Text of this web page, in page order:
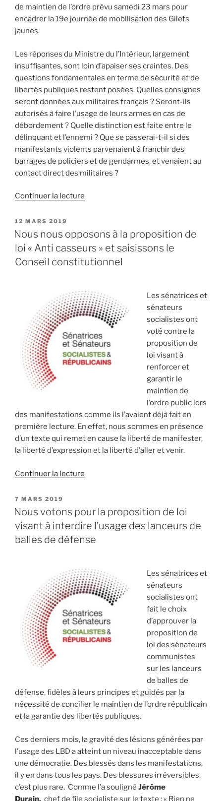
de maintien de l’ordre prévu samedi 23 mars pour
encadrer la 19e journée de mobilisation des Gilets
jaunes.
Les réponses du Ministre du l’Intérieur, largement
insuffisantes, sont loin d’apaiser ses craintes. Des
questions fondamentales en terme de sécurité et de
libertés publiques restent posées. Quelles consignes
seront données aux militaires français ? Seront-ils
autorisés à faire l’usage de leurs armes en cas de
débordement ? Quelle distinction est faite entre le
délinquant et l’ennemi ? Que se passerai-t-il si des
manifestants violents parvenaient à franchir des
barrages de policiers et de gendarmes, et venaient au
contact direct des militaires ?
Continuer la lecture
au
gouvernement
recourir
à
l’armée
participer
au
maintien
PUBLIÉ
LE
12 MARS 2019
Nous nous opposons à la proposition de
loi « Anti casseurs » et saisissons le
Conseil constitutionnel
Les sénatrices et
sénateurs
socialistes ont
voté contre la
proposition de
loi visant à
renforcer et
garantir le
maintien de
l’ordre public lors
des manifestations comme ils l’avaient déjà fait en
première lecture. En effet, nous sommes en présence
d’un texte qui remet en cause la liberté de manifester,
la liberté d’expression et la liberté d’aller et venir.
Continuer la lecture
opposons
proposition
loi
«
Anti
casseurs
»
et
saisissons
PUBLIÉ
LE
7 MARS 2019
Nous votons pour la proposition de loi
visant à interdire l’usage des lanceurs de
balles de défense
Les sénatrices et
sénateurs
socialistes ont
fait le choix
d’approuver la
proposition de
loi des sénateurs
communistes
sur les lanceurs
de balles de
défense, fidèles à leurs principes et guidés par la
nécessité de concilier le maintien de l’ordre républicain
et la garantie des libertés publiques.
Ces derniers mois, la gravité des lésions générées par
l’usage des LBD a atteint un niveau inacceptable dans
une démocratie. Des blessés dans les manifestations,
il y en dans tous les pays. Des blessures irréversibles,
c’est plus rare. Comme l’a souligné Jérôme
Durain, chef de file socialiste sur le texte : « Rien ne